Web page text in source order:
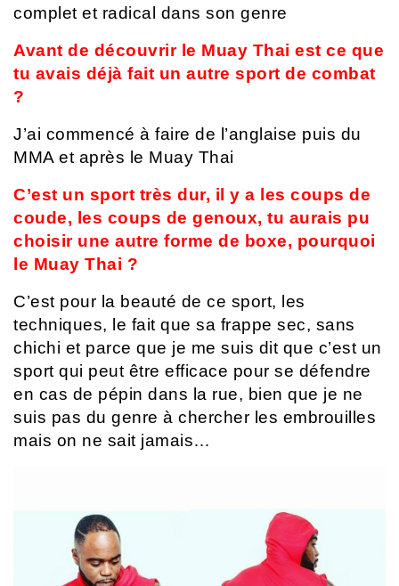
complet et radical dans son genre
Avant de découvrir le Muay Thai est ce que
tu avais déjà fait un autre sport de combat
?
J’ai commencé à faire de l’anglaise puis du
MMA et après le Muay Thai
C’est un sport très dur, il y a les coups de
coude, les coups de genoux, tu aurais pu
choisir une autre forme de boxe, pourquoi
le Muay Thai ?
C’est pour la beauté de ce sport, les
techniques, le fait que sa frappe sec, sans
chichi et parce que je me suis dit que c’est un
sport qui peut être efficace pour se défendre
en cas de pépin dans la rue, bien que je ne
suis pas du genre à chercher les embrouilles
mais on ne sait jamais…